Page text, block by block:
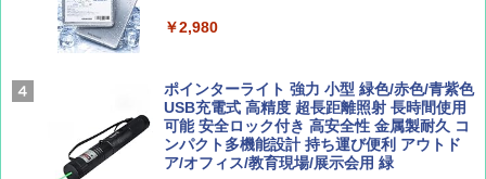
AIRLINE（エアライン）2026年9月号【特
集】ボーイング110周年を祝して！
￥1,760
新しい日本地理 地図・統計・移動から読み
解く (講談社現代新書)
￥1,540
ーティング フルクローズ メッシュ 3-4人用
簡単設置 ポップアップテント エクルベージ
ュ(BC仕様) PATC-150B(EB)
￥9,990
￥2,980
ポインターライト 強力 小型 緑色/赤色/青紫色
USB充電式 高精度 超長距離照射 長時間使用
可能 安全ロック付き 高安全性 金属製耐久 コ
ンパクト多機能設計 持ち運び便利 アウトド
ア/オフィス/教育現場/展示会用 緑